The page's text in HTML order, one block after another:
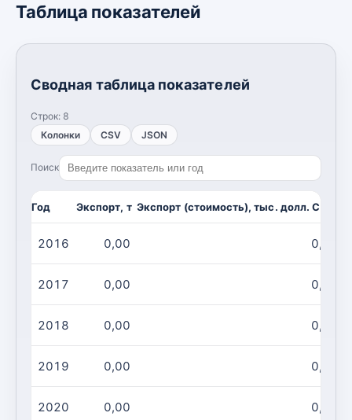
Таблица показателей
Сводная таблица показателей
Строк: 8
Колонки
CSV JSON
Поиск
Год Экспорт, т Экспорт (стоимость), тыс. долл. США
2016 0,00 0,00
2017 0,00 0,00
2018 0,00 0,00
2019 0,00 0,00
2020 0,00 0,00